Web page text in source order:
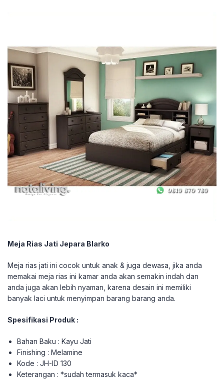
Meja Rias Jati Jepara Blarko
Meja rias jati ini cocok untuk anak & juga dewasa, jika anda
memakai meja rias ini kamar anda akan semakin indah dan
anda juga akan lebih nyaman, karena desain ini memiliki
banyak laci untuk menyimpan barang barang anda.
Spesifikasi Produk :
Bahan Baku : Kayu Jati
Finishing : Melamine
Kode : JH-ID 130
Keterangan : *sudah termasuk kaca*